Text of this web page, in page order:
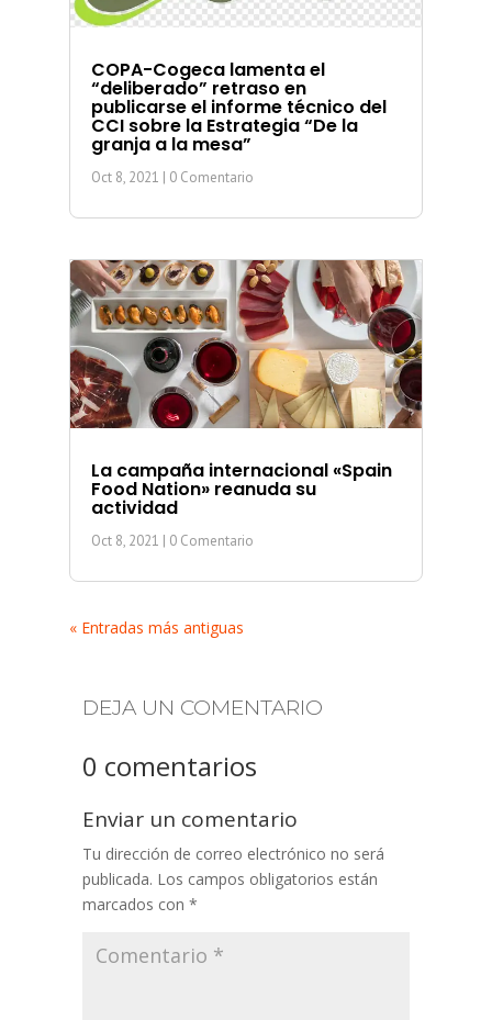
COPA-Cogeca lamenta el
“deliberado” retraso en
publicarse el informe técnico del
CCI sobre la Estrategia “De la
granja a la mesa”
Oct 8, 2021 | 0 Comentario
La campaña internacional «Spain
Food Nation» reanuda su
actividad
Oct 8, 2021 | 0 Comentario
« Entradas más antiguas
DEJA UN COMENTARIO
0 comentarios
Enviar un comentario
Tu dirección de correo electrónico no será
publicada. Los campos obligatorios están
marcados con *